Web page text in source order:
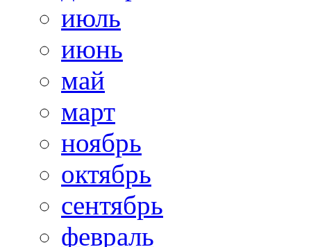
июль
июнь
май
март
ноябрь
октябрь
сентябрь
февраль